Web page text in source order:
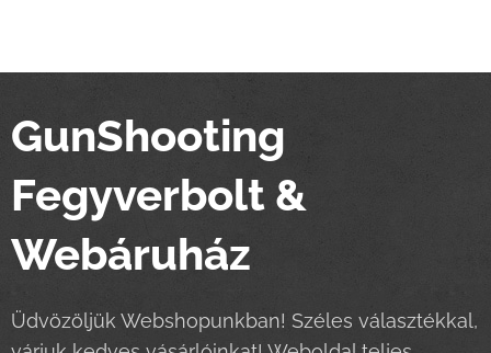
GunShooting
Fegyverbolt &
Webáruház
Üdvözöljük Webshopunkban! Széles választékkal,